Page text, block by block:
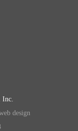
Inc.
design